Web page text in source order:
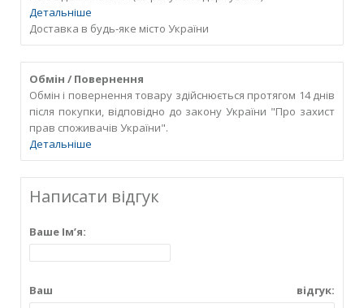
Детальніше
Доставка в будь-яке місто України
Обмін / Повернення
Обмін і повернення товару здійснюється протягом 14 днів
після покупки, відповідно до закону України "Про захист
прав споживачів України".
Детальніше
Написати відгук
Ваше Ім’я:
Ваш відгук: